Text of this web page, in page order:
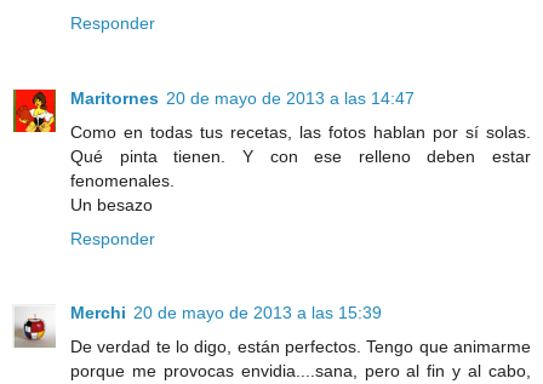
Responder
Maritornes 20 de mayo de 2013 a las 14:47
Como en todas tus recetas, las fotos hablan por sí solas.
Qué pinta tienen. Y con ese relleno deben estar
fenomenales.
Un besazo
Responder
Merchi 20 de mayo de 2013 a las 15:39
De verdad te lo digo, están perfectos. Tengo que animarme
porque me provocas envidia....sana, pero al fin y al cabo,